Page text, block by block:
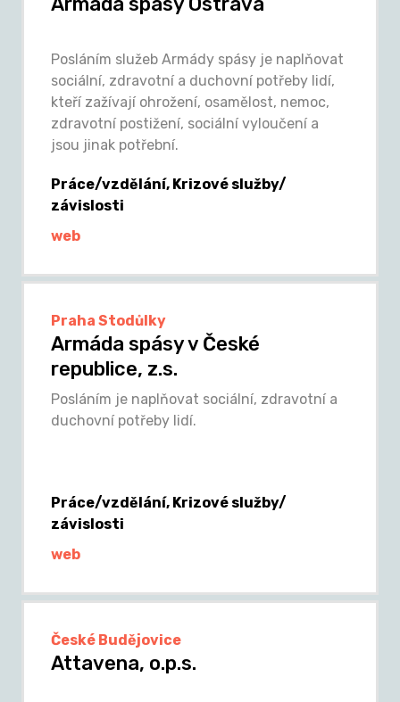
Posláním služeb Armády spásy je naplňovat
sociální, zdravotní a duchovní potřeby lidí,
kteří zažívají ohrožení, osamělost, nemoc,
zdravotní postižení, sociální vyloučení a
jsou jinak potřební.
Práce/vzdělání, Krizové služby/
závislosti
web
Praha Stodůlky
Armáda spásy v České
republice, z.s.
Posláním je naplňovat sociální, zdravotní a
duchovní potřeby lidí.
Práce/vzdělání, Krizové služby/
závislosti
web
České Budějovice
Attavena, o.p.s.